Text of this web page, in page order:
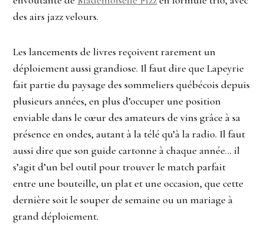
des airs jazz velours.
Les lancements de livres reçoivent rarement un
déploiement aussi grandiose. Il faut dire que Lapeyrie
fait partie du paysage des sommeliers québécois depuis
plusieurs années, en plus d’occuper une position
enviable dans le cœur des amateurs de vins grâce à sa
présence en ondes, autant à la télé qu’à la radio. Il faut
aussi dire que son guide cartonne à chaque année… il
s’agit d’un bel outil pour trouver le match parfait
entre une bouteille, un plat et une occasion, que cette
dernière soit le souper de semaine ou un mariage à
grand déploiement.